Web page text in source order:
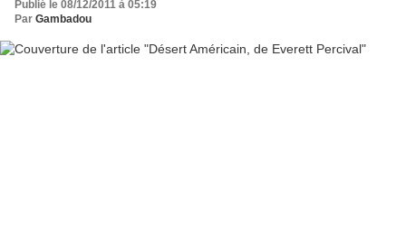
Publié le 08/12/2011 à 05:19
Par Gambadou